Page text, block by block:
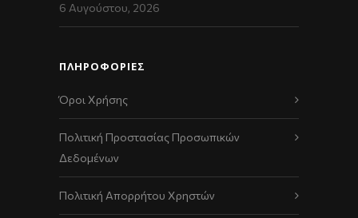
6 Αυγούστου, 2026
ΠΛΗΡΟΦΟΡΙΕΣ
Όροι Χρήσης
Πολιτική Προστασίας Προσωπικών
Δεδομένων
Πολιτική Απορρήτου Χρηστών